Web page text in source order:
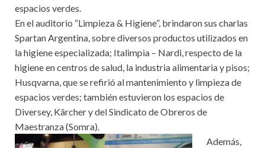
espacios verdes.
En el auditorio “Limpieza & Higiene”, brindaron sus charlas
Spartan Argentina, sobre diversos productos utilizados en
la higiene especializada; Italimpia – Nardi, respecto de la
higiene en centros de salud, la industria alimentaria y pisos;
Husqvarna, que se refirió al mantenimiento y limpieza de
espacios verdes; también estuvieron los espacios de
Diversey, Kärcher y del Sindicato de Obreros de
Maestranza (Somra).
Además,